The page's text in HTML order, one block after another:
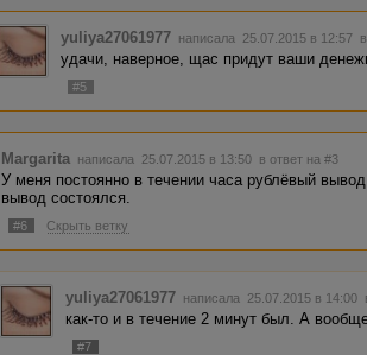
yuliya27061977 написала 25.07.2015 в 12:57
удачи, наверное, щас придут ваши
#5
Margarita написала 25.07.2015 в 13:50 в ответ на #3
У меня постоянно в течении часа рублёвый
вывод состоялся.
#6 Скрыть ветку
yuliya27061977 написала 25.07.2015 в 14:00
как-то и в течение 2 минут был. А
#7